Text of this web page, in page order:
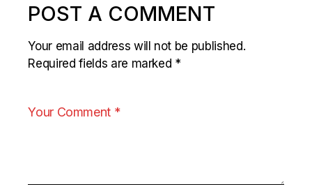
POST A COMMENT
Your email address will not be published.
Required fields are marked *